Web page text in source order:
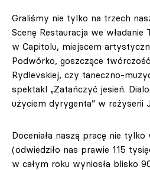
Graliśmy nie tylko na trzech
Scenę Restauracja we władanie
w Capitolu, miejscem
Podwórko, goszczące
Rydlevskiej, czy taneczno-
spektakl „Zatańczyć jesień.
użyciem dyrygenta” w reżyserii
Doceniała naszą pracę nie
(odwiedziło nas prawie 115
w całym roku wyniosła blisko